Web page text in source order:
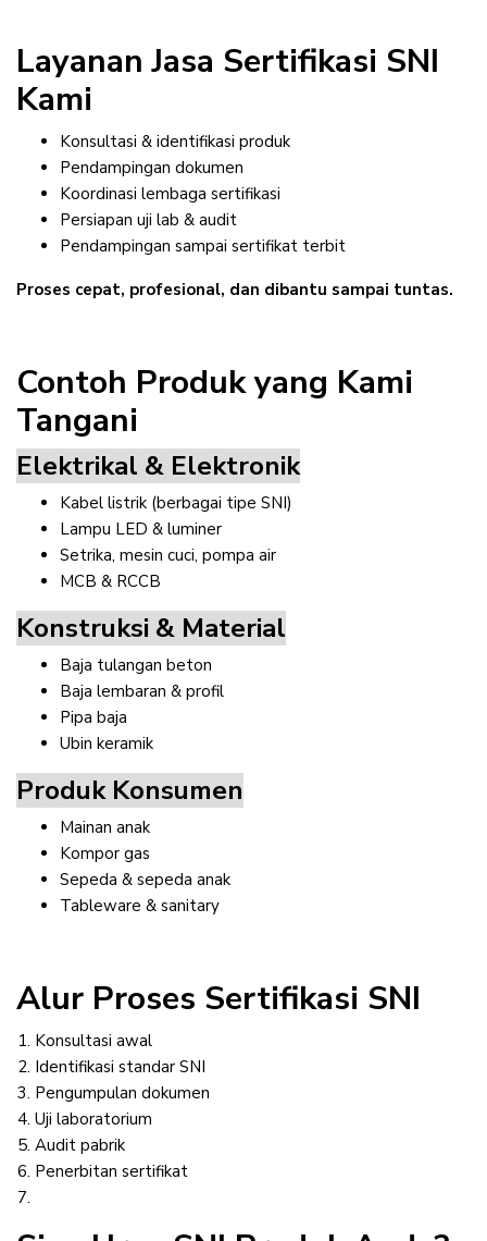
Layanan Jasa Sertifikasi SNI
Kami
Konsultasi & identifikasi produk
Pendampingan dokumen
Koordinasi lembaga sertifikasi
Persiapan uji lab & audit
Pendampingan sampai sertifikat terbit
Proses cepat, profesional, dan dibantu sampai tuntas.
Contoh Produk yang Kami
Tangani
Elektrikal & Elektronik
Kabel listrik (berbagai tipe SNI)
Lampu LED & luminer
Setrika, mesin cuci, pompa air
MCB & RCCB
Konstruksi & Material
Baja tulangan beton
Baja lembaran & profil
Pipa baja
Ubin keramik
Produk Konsumen
Mainan anak
Kompor gas
Sepeda & sepeda anak
Tableware & sanitary
Alur Proses Sertifikasi SNI
Konsultasi awal
Identifikasi standar SNI
Pengumpulan dokumen
Uji laboratorium
Audit pabrik
Penerbitan sertifikat